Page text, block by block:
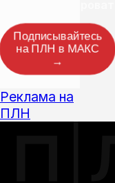
Подписывайтесь
на ПЛН в МАКС
→
Реклама на
ПЛН